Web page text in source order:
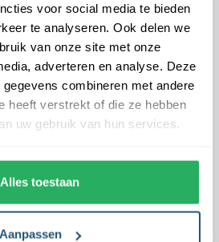
voor social media te bieden
te analyseren. Ook delen we
van onze site met onze
adverteren en analyse. Deze
combineren met andere
heeft verstrekt of die ze hebben
uw gebruik van hun services.
Alles toestaan
Aanpassen
aankomst het vakantiegevoel
onze parken zetten direct de juiste
uitstraling oogt elke locatie
We zijn zeer tevreden over de